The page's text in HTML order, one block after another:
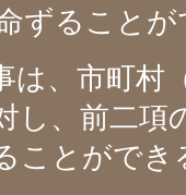
ずること
、市町村
し、前二項
ことができ